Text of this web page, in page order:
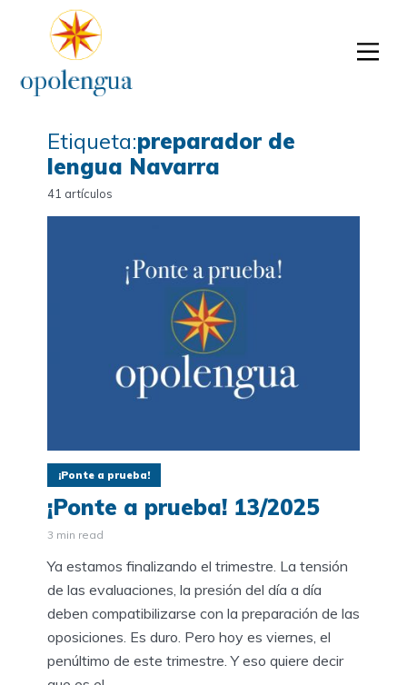
Etiqueta:preparador de
lengua Navarra
41 artículos
¡Ponte a prueba!
¡Ponte a prueba! 13/2025
3 min read
Ya estamos finalizando el trimestre. La tensión
de las evaluaciones, la presión del día a día
deben compatibilizarse con la preparación de las
oposiciones. Es duro. Pero hoy es viernes, el
penúltimo de este trimestre. Y eso quiere decir